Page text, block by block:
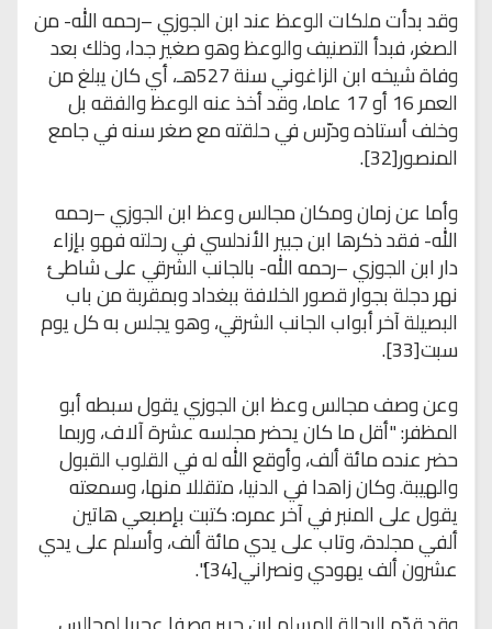
وقد بدأت ملكات الوعظ عند ابن الجوزي –رحمه الله- من
الصغر، فبدأ التصنيف والوعظ وهو صغير جدا، وذلك بعد
وفاة شيخه ابن الزاغوني سنة 527هـ، أي كان يبلغ من
العمر 16 أو 17 عاما، وقد أخذ عنه الوعظ والفقه بل
وخلف أستاذه ودرّس في حلقته مع صغر سنه في جامع
المنصور[32].
وأما عن زمان ومكان مجالس وعظ ابن الجوزي –رحمه
الله- فقد ذكرها ابن جبير الأندلسي في رحلته فهو بإزاء
دار ابن الجوزي –رحمه الله- بالجانب الشرقي على شاطئ
نهر دجلة بجوار قصور الخلافة ببغداد وبمقربة من باب
البصيلة آخر أبواب الجانب الشرقي، وهو يجلس به كل يوم
سبت[33].
وعن وصف مجالس وعظ ابن الجوزي يقول سبطه أبو
المظفر: "أقل ما كان يحضر مجلسه عشرة آلاف، وربما
حضر عنده مائة ألف، وأوقع الله له في القلوب القبول
والهيبة. وكان زاهدا في الدنيا، متقللا منها، وسمعته
يقول على المنبر في آخر عمره: كتبت بإصبعي هاتين
ألفي مجلدة، وتاب على يدي مائة ألف، وأسلم على يدي
عشرون ألف يهودي ونصراني[34]".